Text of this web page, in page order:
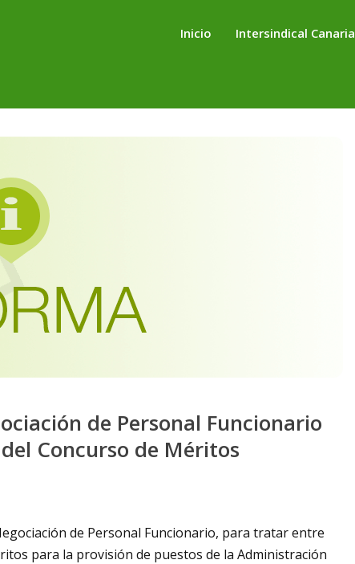
Inicio Intersindical Canaria
de Personal Funcionario
Concurso de Méritos
de Personal Funcionario, para tratar entre
para la provisión de puestos de la Administración